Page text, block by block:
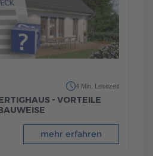
4 Min. Lesezeit
- VORTEILE
mehr erfahren